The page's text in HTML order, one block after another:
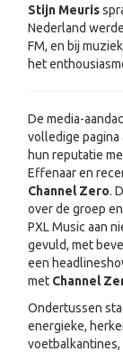
Stijn Meuris
Nederland
FM, en bij
het
De media-
volledige pagina
hun reputatie
Effenaar en
Channel Zero.
over de groep
PXL Music aan
gevuld, met
een
met Channel
Ondertussen
energieke,